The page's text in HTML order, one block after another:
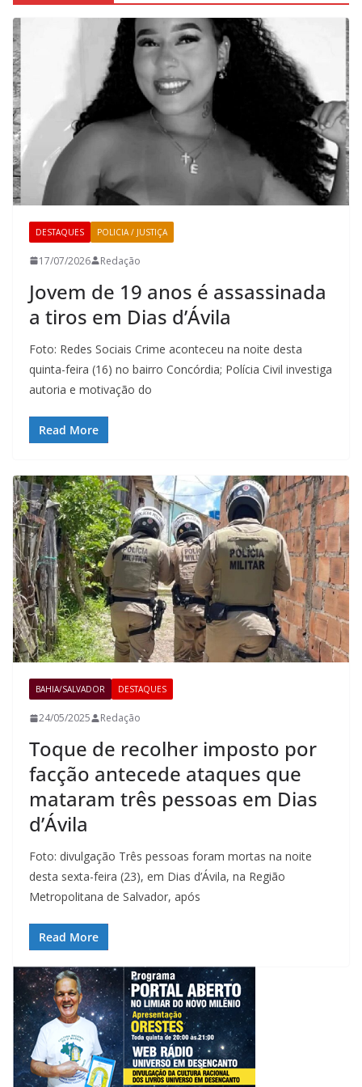
DESTAQUES POLICIA / JUSTIÇA
17/07/2026 Redação
Jovem de 19 anos é assassinada
a tiros em Dias d’Ávila
Foto: Redes Sociais Crime aconteceu na noite desta
quinta-feira (16) no bairro Concórdia; Polícia Civil investiga
autoria e motivação do
Read More
BAHIA/SALVADOR DESTAQUES
24/05/2025 Redação
Toque de recolher imposto por
facção antecede ataques que
mataram três pessoas em Dias
d’Ávila
Foto: divulgação Três pessoas foram mortas na noite
desta sexta-feira (23), em Dias d’Ávila, na Região
Metropolitana de Salvador, após
Read More